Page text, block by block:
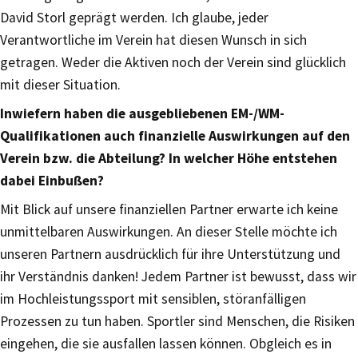
David Storl geprägt werden. Ich glaube, jeder
Verantwortliche im Verein hat diesen Wunsch in sich
getragen. Weder die Aktiven noch der Verein sind glücklich
mit dieser Situation.
Inwiefern haben die ausgebliebenen EM-/WM-
Qualifikationen auch finanzielle Auswirkungen auf den
Verein bzw. die Abteilung? In welcher Höhe entstehen
dabei Einbußen?
Mit Blick auf unsere finanziellen Partner erwarte ich keine
unmittelbaren Auswirkungen. An dieser Stelle möchte ich
unseren Partnern ausdrücklich für ihre Unterstützung und
ihr Verständnis danken! Jedem Partner ist bewusst, dass wir
im Hochleistungssport mit sensiblen, störanfälligen
Prozessen zu tun haben. Sportler sind Menschen, die Risiken
eingehen, die sie ausfallen lassen können. Obgleich es in